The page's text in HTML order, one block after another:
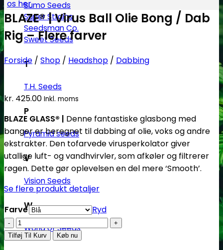
Sumo Seeds
Super Strains
Seedsman Co.
Sweet Seeds
T
T.H. Seeds
P
Pyramid seeds
V
Vision Seeds
W
World of Seeds
os her
BLAZE® | Virus Ball Olie Bong / Dab
Rig – Flere farver
Forside / Shop / Headshop / Dabbing
kr. 425.00 Inkl. moms
BLAZE GLASS® | Denne fantastiskeglasbong med
banger er beregnet til dabbing af olie, voks og andre
ekstrakter. Den tofarvede virusperkolator giver
utallige luft- og vandhvirvler, som afkøler og filtrerer
røgen. Dette gør oplevelsen en del mere ‘Smooth’.
Se flere produkt detaljer
Farve
Ryd
BLAZE®
|
Tilføj Til Kurv Køb nu